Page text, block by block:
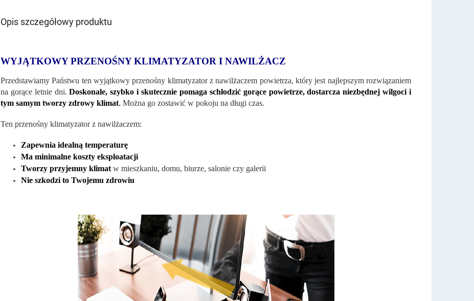
Opis szczegółowy produktu
WYJĄTKOWY PRZENOŚNY KLIMATYZATOR I NAWILŻACZ
Przedstawiamy Państwu ten wyjątkowy przenośny klimatyzator z nawilżaczem powietrza, który jest najlepszym rozwiązaniem
na gorące letnie dni. Doskonale, szybko i skutecznie pomaga schłodzić gorące powietrze, dostarcza niezbędnej wilgoci i
tym samym tworzy zdrowy klimat. Można go zostawić w pokoju na długi czas.
Ten przenośny klimatyzator z nawilżaczem:
Zapewnia idealną temperaturę
Ma minimalne koszty eksploatacji
Tworzy przyjemny klimat w mieszkaniu, domu, biurze, salonie czy galerii
Nie szkodzi to Twojemu zdrowiu